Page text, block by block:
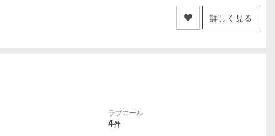
詳しく見る
ラブコール
4件